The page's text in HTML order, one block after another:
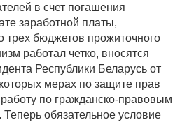
в счет погашения
заработной платы,
трех бюджетов прожиточного
работал четко, вносятся
Республики Беларусь от
мерах по защите прав
по гражданско-правовым
обязательное условие